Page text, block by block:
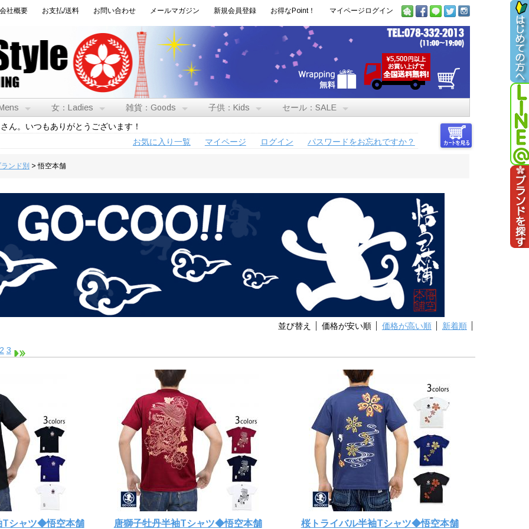
社概要 お支払/送料 お問い合わせ メールマガジン 新規会員登録 お得なPoint！ マイページログイン
女：Ladies 雑貨：Goods 子供：Kids セール：SALE
ん。いつもありがとうございます！
お気に入り一覧
マイページ ログイン パスワードをお忘れですか？
ンド別 > 悟空本舗
並び替え 価格が安い順 価格が高い順 新着順
3
Tシャツ◆悟空本舗 唐獅子牡丹半袖Tシャツ◆悟空本舗 桜トライバル半袖Tシャツ◆悟空本舗